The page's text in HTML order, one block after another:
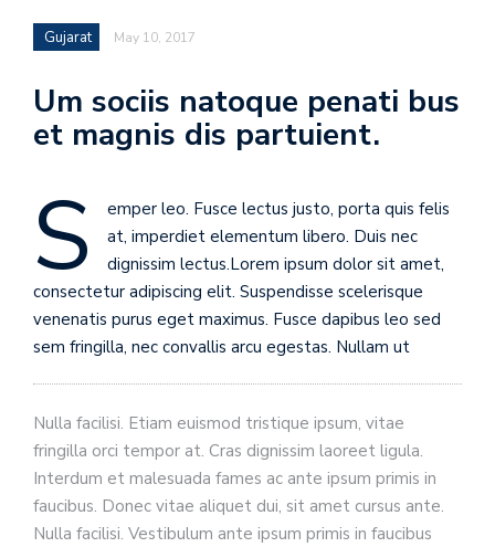
Gujarat May 10, 2017
Um sociis natoque penati bus
et magnis dis partuient.
S
emper leo. Fusce lectus justo, porta quis felis
at, imperdiet elementum libero. Duis nec
dignissim lectus.Lorem ipsum dolor sit amet,
consectetur adipiscing elit. Suspendisse scelerisque
venenatis purus eget maximus. Fusce dapibus leo sed
sem fringilla, nec convallis arcu egestas. Nullam ut
Nulla facilisi. Etiam euismod tristique ipsum, vitae
fringilla orci tempor at. Cras dignissim laoreet ligula.
Interdum et malesuada fames ac ante ipsum primis in
faucibus. Donec vitae aliquet dui, sit amet cursus ante.
Nulla facilisi. Vestibulum ante ipsum primis in faucibus